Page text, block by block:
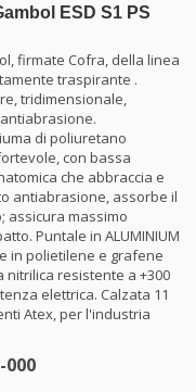
ESD S1 PS
firmate Cofra, della linea
traspirante .
tridimensionale,
di poliuretano
con bassa
che abbraccia e
antiabrasione, assorbe il
assicura massimo
Puntale in ALUMINIUM
in polietilene e grafene
nitrilica resistente a +300
elettrica. Calzata 11
Atex, per l'industria